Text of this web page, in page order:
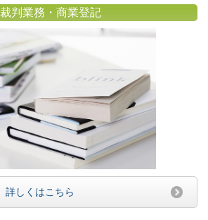
裁判業務・商業登記
詳しくはこちら